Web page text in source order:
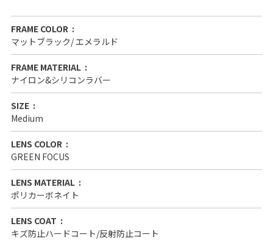
FRAME COLOR
マットブラック/ エメラルド
FRAME MATERIAL
ナイロン&シリコンラバー
SIZE
Medium
LENS COLOR
GREEN FOCUS
LENS MATERIAL
ポリカーボネイト
LENS COAT
キズ防止ハードコート/反射防止コート